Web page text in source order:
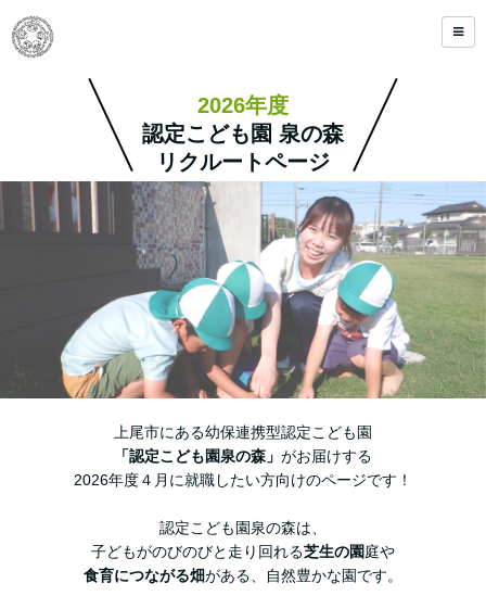
2026年度
認定こども園 泉の森
リクルートページ
上尾市にある幼保連携型認定こども園
「認定こども園泉の森」 がお届けする
2026年度４月に就職したい方向けのページです！
認定こども園泉の森は、
子どもがのびのびと走り回れる芝生の園庭や
食育につながる畑がある、自然豊かな園です。